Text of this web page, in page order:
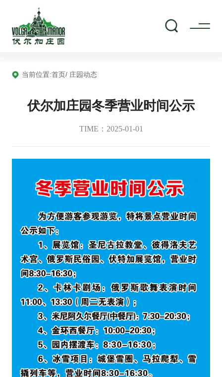
当前位置:首页/ 庄园动态
伏尔加庄园冬季营业时间公示
TIME：2025-01-01